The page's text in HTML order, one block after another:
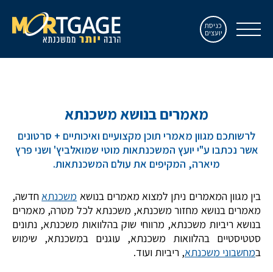
כניסת
יועצים
מאמרים בנושא משכנתא
לרשותכם מגוון מאמרי תוכן מקצועיים ואיכותיים + סרטונים
אשר נכתבו ע"י יועץ המשכנתאות מוטי שמואלביץ' ושני פרץ
מיארה, המקיפים את עולם המשכנתאות.
בין מגוון המאמרים ניתן למצוא מאמרים בנושא משכנתאחדשה,
מאמרים בנושא מחזור משכנתא, משכנתא לכל מטרה, מאמרים
בנושא ריביות משכנתא, מרווחי שוק בהלוואות משכנתא, נתונים
סטטיסטיים בהלוואות משכנתא, עוגנים במשכנתא, שימוש
במחשבוני משכנתא, ריביות ועוד.